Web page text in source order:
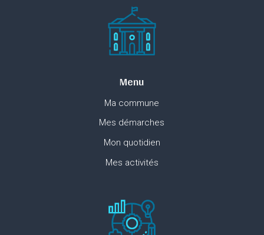
Menu
Ma commune
Mes démarches
Mon quotidien
Mes activités